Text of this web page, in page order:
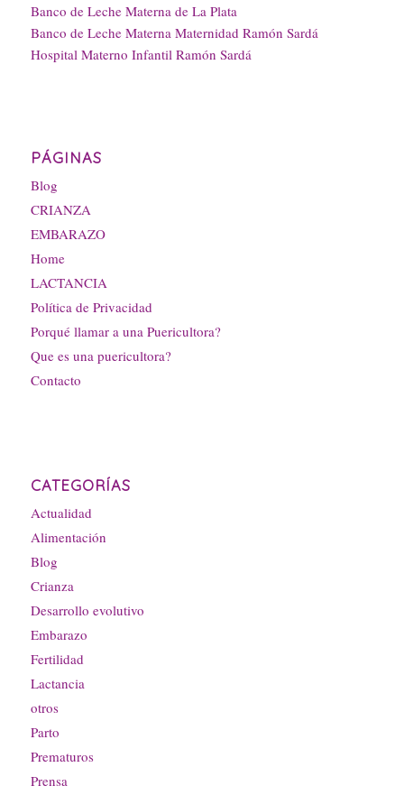
Banco de Leche Materna de La Plata
Banco de Leche Materna Maternidad Ramón Sardá
Hospital Materno Infantil Ramón Sardá
PÁGINAS
Blog
CRIANZA
EMBARAZO
Home
LACTANCIA
Política de Privacidad
Porqué llamar a una Puericultora?
Que es una puericultora?
Contacto
CATEGORÍAS
Actualidad
Alimentación
Blog
Crianza
Desarrollo evolutivo
Embarazo
Fertilidad
Lactancia
otros
Parto
Prematuros
Prensa